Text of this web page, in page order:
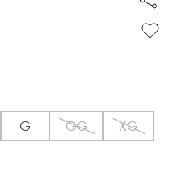
G GG
XG